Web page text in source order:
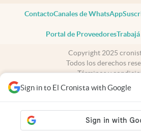
Sign in to El Cronista with Google
ContactoCanales de WhatsApp
Portal de Proveedores
Copyright 2025
Todos los derechos
Términos y
Privacidad
Consentimiento
cronista.com
es propiedad de El Cronista